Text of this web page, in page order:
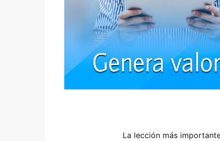
La lección más